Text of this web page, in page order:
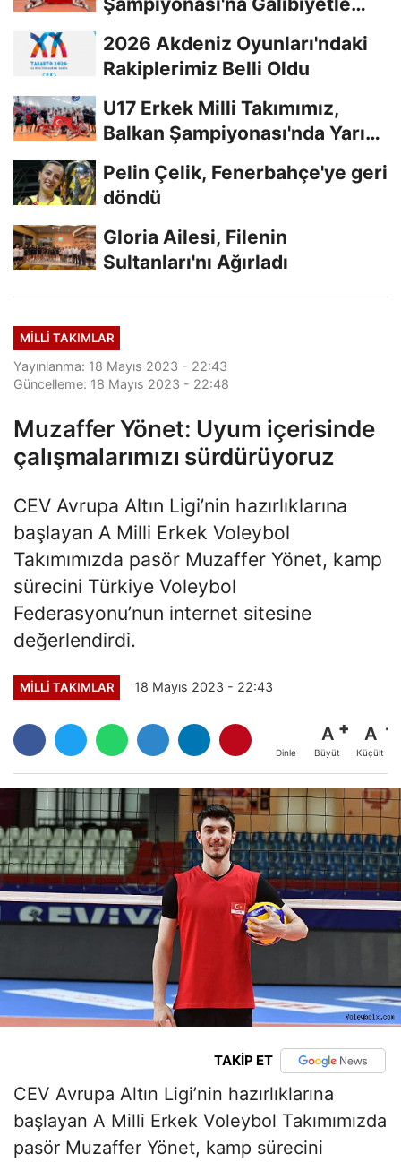
2026 Akdeniz Oyunları'ndaki
Rakiplerimiz Belli Oldu
U17 Erkek Milli Takımımız,
Balkan Şampiyonası'nda Yarı
Pelin Çelik, Fenerbahçe'ye geri
döndü
Gloria Ailesi, Filenin
Sultanları'nı Ağırladı
MILLI TAKIMLAR
Yayınlanma: 18 Mayıs 2023 - 22:43
Güncelleme: 18 Mayıs 2023 - 22:48
Muzaffer Yönet: Uyum içerisinde
çalışmalarımızı sürdürüyoruz
CEV Avrupa Altın Ligi’nin hazırlıklarına
başlayan A Milli Erkek Voleybol
Takımımızda pasör Muzaffer Yönet, kamp
sürecini Türkiye Voleybol
Federasyonu’nun internet sitesine
değerlendirdi.
MILLI TAKIMLAR 18 Mayıs 2023 - 22:43
Dinle
A
Büyüt
A
Küçült
TAKİP ET
CEV Avrupa Altın Ligi’nin hazırlıklarına
başlayan A Milli Erkek Voleybol Takımımızda
pasör Muzaffer Yönet, kamp sürecini